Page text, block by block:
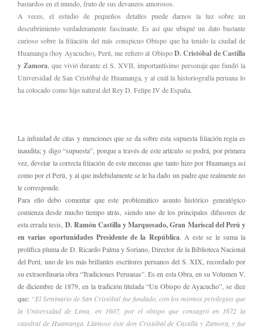
bastardos en el mundo, fruto de sus devaneos amorosos.
A veces, el estudio de pequeños detalles puede darnos la luz sobre un
descubrimiento verdaderamente fascinante. Es así que ubiqué un dato bastante
curioso sobre la filiación del más conspicuo Obispo que ha tenido la ciudad de
Huamanga (hoy Ayacucho), Perú, me refiero al ObispoD. Cristóbal de Castilla
y Zamora , que vivió durante el S. XVII, importantísimo personaje que fundó la
Universidad de San Cristóbal de Huamanga, y al cuál la historiografía peruana lo
ha colocado como hijo natural del Rey D. Felipe IV de España.
La infinidad de citas y menciones que se da sobre esta supuesta filiación regia es
inaudita; y digo “supuesta”, porque a través de este artículo se podrá, por primera
vez, develar la correcta filiación de este mecenas que tanto hizo por Huamanga así
como por el Perú, y al que indebidamente se le ha dado un padre que realmente no
le corresponde.
Para ello debo comentar que este problemático asunto histórico genealógico
comienza desde mucho tiempo atrás, siendo uno de los principales difusores de
esta errada tesis, D. Ramón Castilla y Marquesado, Gran Mariscal del Perú y
en varias oportunidades Presidente de la República. A este se le suma la
prolífica pluma de D. Ricardo Palma y Soriano, Director de la Biblioteca Nacional
del Perú, uno de los más brillantes escritores peruanos del S. XIX, recordado por
su extraordinaria obra “Tradiciones Peruanas”. Es en esta Obra, en su Volumen V,
de diciembre de 1879, en la tradición titulada “Un Obispo de Ayacucho”, se dice
que: “El Seminario de San Cristóbal fue fundado, con los mismos privilegios que
la Universidad de Lima, en 1607, por el obispo que consagró en 1672 la
catedral de Huamanga. Llamose éste don Cristóbal de Castilla y Zamora, y fue